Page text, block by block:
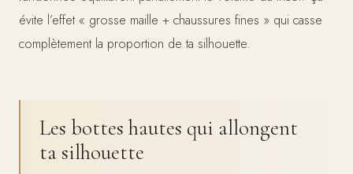
évite l’effet « grosse maille + chaussures fines » qui casse
complètement la proportion de ta silhouette.
Les bottes hautes qui allongent
ta silhouette